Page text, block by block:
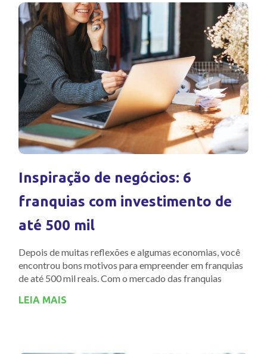
Inspiração de negócios: 6
franquias com investimento de
até 500 mil
Depois de muitas reflexões e algumas economias, você
encontrou bons motivos para empreender em franquias
de até 500 mil reais. Com o mercado das franquias
LEIA MAIS